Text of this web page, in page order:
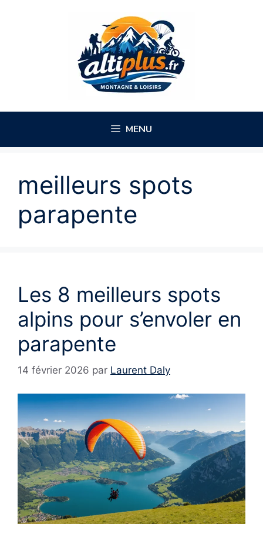
MENU
meilleurs spots
parapente
Les 8 meilleurs spots
alpins pour s’envoler en
parapente
14 février 2026 par Laurent Daly